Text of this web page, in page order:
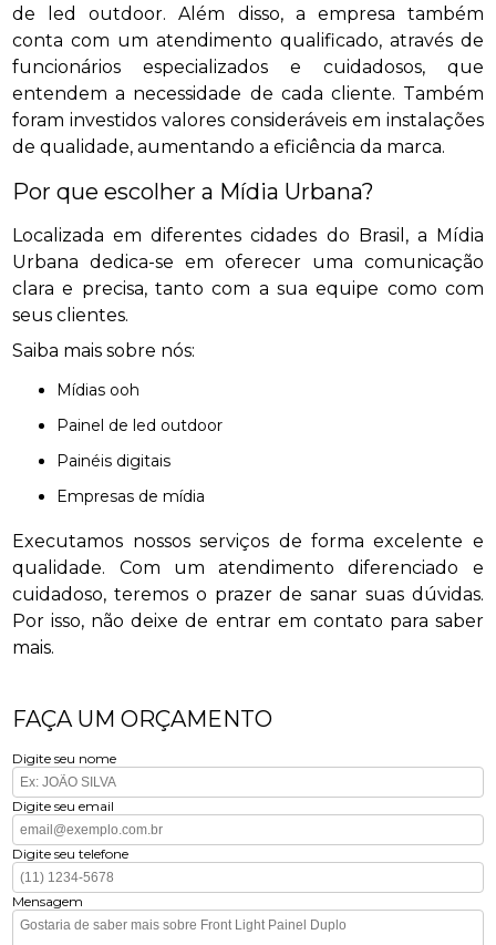
de led outdoor. Além disso, a empresa também
conta com um atendimento qualificado, através de
funcionários especializados e cuidadosos, que
entendem a necessidade de cada cliente. Também
foram investidos valores consideráveis em instalações
de qualidade, aumentando a eficiência da marca.
Por que escolher a Mídia Urbana?
Localizada em diferentes cidades do Brasil, a Mídia
Urbana dedica-se em oferecer uma comunicação
clara e precisa, tanto com a sua equipe como com
seus clientes.
Saiba mais sobre nós:
mídias ooh
painel de led outdoor
painéis digitais
empresas de mídia
Executamos nossos serviços de forma excelente e
qualidade. Com um atendimento diferenciado e
cuidadoso, teremos o prazer de sanar suas dúvidas.
Por isso, não deixe de entrar em contato para saber
mais.
FAÇA UM ORÇAMENTO
Digite seu nome
Digite seu email
Digite seu telefone
Mensagem